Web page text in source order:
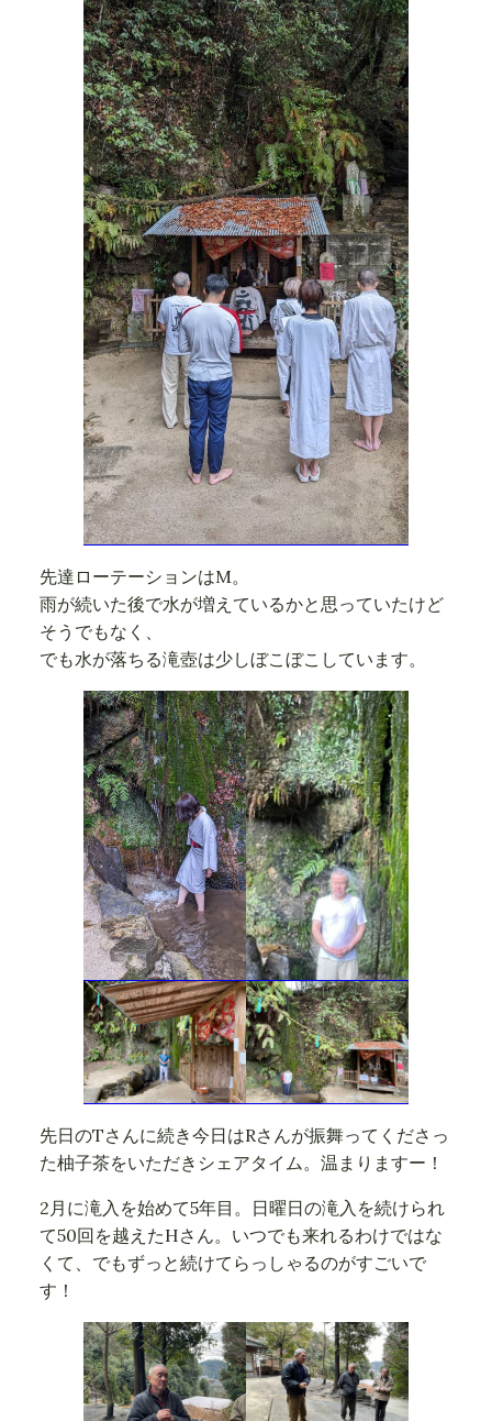
先達ローテーションはM。
雨が続いた後で水が増えているかと思っていたけど
そうでもなく、
でも水が落ちる滝壺は少しぼこぼこしています。
先日のTさんに続き今日はRさんが振舞ってくださっ
た柚子茶をいただきシェアタイム。温まりますー！
2月に滝入を始めて5年目。日曜日の滝入を続けられ
て50回を越えたHさん。いつでも来れるわけではな
くて、でもずっと続けてらっしゃるのがすごいで
す！